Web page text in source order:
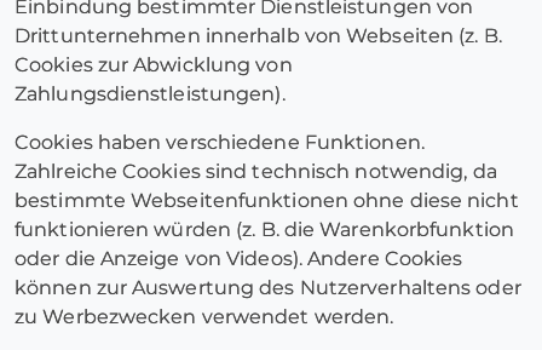
Einbindung bestimmter Dienstleistungen von
Drittunternehmen innerhalb von Webseiten (z. B.
Cookies zur Abwicklung von
Zahlungsdienstleistungen).
Cookies haben verschiedene Funktionen.
Zahlreiche Cookies sind technisch notwendig, da
bestimmte Webseitenfunktionen ohne diese nicht
funktionieren würden (z. B. die Warenkorbfunktion
oder die Anzeige von Videos). Andere Cookies
können zur Auswertung des Nutzerverhaltens oder
zu Werbezwecken verwendet werden.